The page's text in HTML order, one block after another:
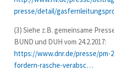
presse/detail/
(3) Siehe z.B. gemeinsame
BUND und DUH vom 24.2.2017:
https://www.dnr.de/presse/pm-
fordern-rasche-verabsc…